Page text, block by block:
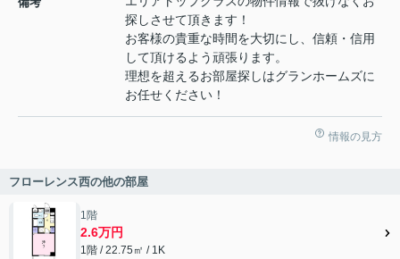
探しさせて頂きます！
お客様の貴重な時間を大切にし、信頼・信用
して頂けるよう頑張ります。
理想を超えるお部屋探しはグランホームズに
お任せください！
情報の見方
フローレンス西の他の部屋
1階
2.6万円
1階 / 22.75㎡ / 1K